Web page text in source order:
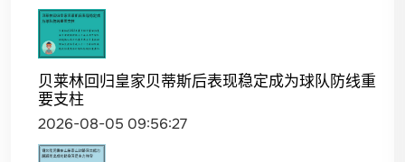
贝莱林回归皇家贝蒂斯后表现稳定成为球队防线重
要支柱
2026-08-05 09:56:27